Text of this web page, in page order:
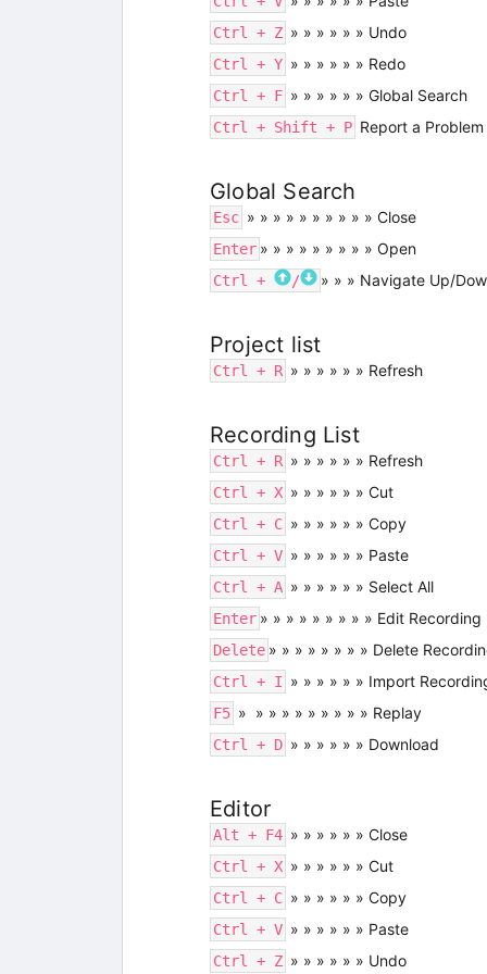
Ctrl + Z » » » » » » Undo
Ctrl + Y » » » » » » Redo
Ctrl + F » » » » » » Global Search
Ctrl + Shift + P Report a Problem
Global Search
Esc » » » » » » » » » » Close
Enter » » » » » » » » » Open
Ctrl + / » » » Navigate Up/
Project list
Ctrl + R » » » » » » Refresh
Recording List
Ctrl + R » » » » » » Refresh
Ctrl + X » » » » » » Cut
Ctrl + C » » » » » » Copy
Ctrl + V » » » » » » Paste
Ctrl + A » » » » » » Select All
Enter » » » » » » » » » Edit Recording
Delete » » » » » » » » Delete
Ctrl + I » » » » » » Import
F5 » » » » » » » » » » Replay
Ctrl + D » » » » » » Download
Editor
Alt + F4 » » » » » » Close
Ctrl + X » » » » » » Cut
Ctrl + C » » » » » » Copy
Ctrl + V » » » » » » Paste
Ctrl + Z » » » » » » Undo